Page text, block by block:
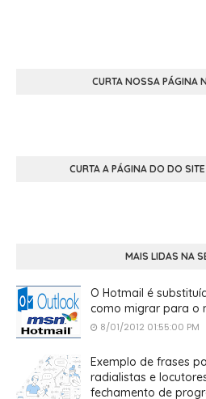
CURTA NOSSA PÁGINA
CURTA A PÁGINA DO DO
MAIS LIDAS NA
O Hotmail é
como migrar para o
8/01/2012 01:55:00 PM
Exemplo de frases
radialistas e
fechamento de